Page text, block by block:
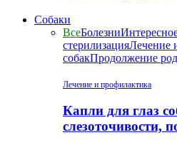
Собаки
ВсеБолезни
стерилизацияЛечение
собакПродолжение
Лечение и профилактика
Капли для глаз
слезоточивости,